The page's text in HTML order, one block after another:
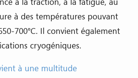
à des températures pouvant
700°C. Il convient également
cryogéniques.
à une multitude